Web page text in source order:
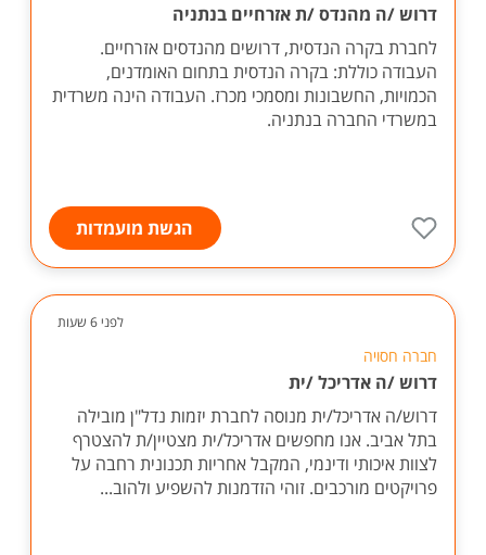
דרוש /ה מהנדס /ת אזרחיים בנתניה
לחברת בקרה הנדסית, דרושים מהנדסים אזרחיים.
העבודה כוללת: בקרה הנדסית בתחום האומדנים,
הכמויות, החשבונות ומסמכי מכרז. העבודה הינה משרדית
במשרדי החברה בנתניה.
הגשת מועמדות
לפני 6 שעות
חברה חסויה
דרוש /ה אדריכל /ית
דרוש/ה אדריכל/ית מנוסה לחברת יזמות נדל"ן מובילה
בתל אביב. אנו מחפשים אדריכל/ית מצטיין/ת להצטרף
לצוות איכותי ודינמי, המקבל אחריות תכנונית רחבה על
פרויקטים מורכבים. זוהי הזדמנות להשפיע ולהוב...